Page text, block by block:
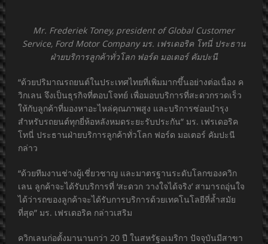
Mr. Frederiek Toney, president of Global Customer
Service, Ford Motor Company มร. เฟรเดอริค โทนี่ ประธาน
ฝ่ายบริการลูกค้าทั่วโลก ฟอร์ด มอเตอร์ คัมปะนี
“ด้วยปริมาณรถยนต์ในประเทศไทยที่เพิ่มมากขึ้นอย่างต่อเนื่อง ค
วิกเลน จึงเป็นธุรกิจที่ตอบโจทย์ เพื่อมอบบริการที่สะดวกรวดเร็ว
ให้กับลูกค้าที่มองหาอะไหล่คุณภาพสูง และบริการซ่อมบำรุง
สำหรับรถยนต์ทุกยี่ห้อหลังหมดระยะรับประกัน” มร. เฟรเดอริค
โทนี่ ประธานฝ่ายบริการลูกค้าทั่วโลก ฟอร์ด มอเตอร์ คัมปะนี
กล่าว
“ด้วยทีมงานช่างผู้เชี่ยวชาญ และมาตรฐานระดับโลกของควิก
เลน ลูกค้าจะได้รับบริการที่ ‘สะดวก วางใจได้จริง’ สามารถอุ่นใจ
ได้ว่ารถของลูกค้าจะได้รับการบริการด้วยเทคโนโลยีที่ล้ำสมัย
ที่สุด” มร. เฟรเดอริค กล่าวเสริม
ควิกเลนก่อตั้งมานานกว่า 20 ปี ในสหรัฐอเมริกา ปัจจุบันมีสาขา